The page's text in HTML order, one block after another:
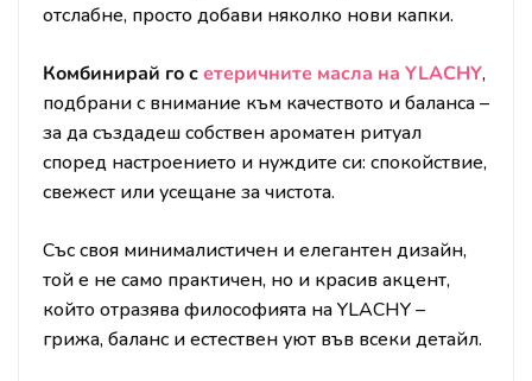
отслабне, просто добави няколко нови капки.
Комбинирай го сетеричните масла на YLACHY,
подбрани с внимание към качеството и баланса –
за да създадеш собствен ароматен ритуал
според настроението и нуждите си: спокойствие,
свежест или усещане за чистота.
Със своя минималистичен и елегантен дизайн,
той е не само практичен, но и красив акцент,
който отразява философията на YLACHY –
грижа, баланс и естествен уют във всеки детайл.